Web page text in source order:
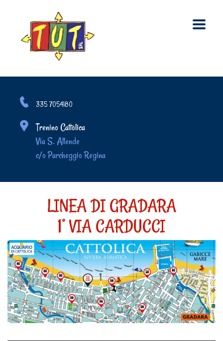
335 7054180
Trenino Cattolica
Via S. Allende
c/o Parcheggio Regina
LINEA DI GRADARA
1° VIA CARDUCCI